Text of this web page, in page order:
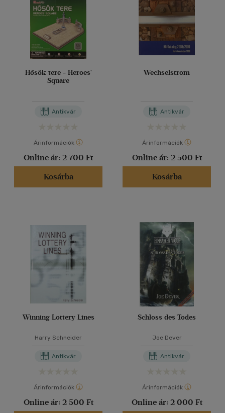
Hősök tere - Heroes'
Square
Antikvár
Árinformációk
Online ár: 2 700 Ft
Kosárba
Wechselstrom
Antikvár
Árinformációk
Online ár: 2 500 Ft
Kosárba
Winning Lottery Lines
Harry Schneider
Antikvár
Árinformációk
Online ár: 2 500 Ft
Schloss des Todes
Joe Dever
Antikvár
Árinformációk
Online ár: 2 000 Ft